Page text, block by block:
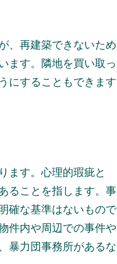
、再建築できないため
ます。隣地を買い取っ
にすることもできます
ます。心理的瑕疵と
ることを指します。事
確な基準はないもので
件内や周辺での事件や
暴力団事務所があるな